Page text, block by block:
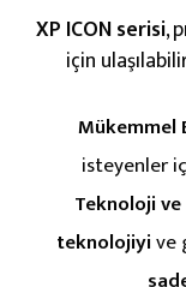
XP ICON serisi,
için
Mükemmel
isteyenler
Teknoloji
teknolojiyive